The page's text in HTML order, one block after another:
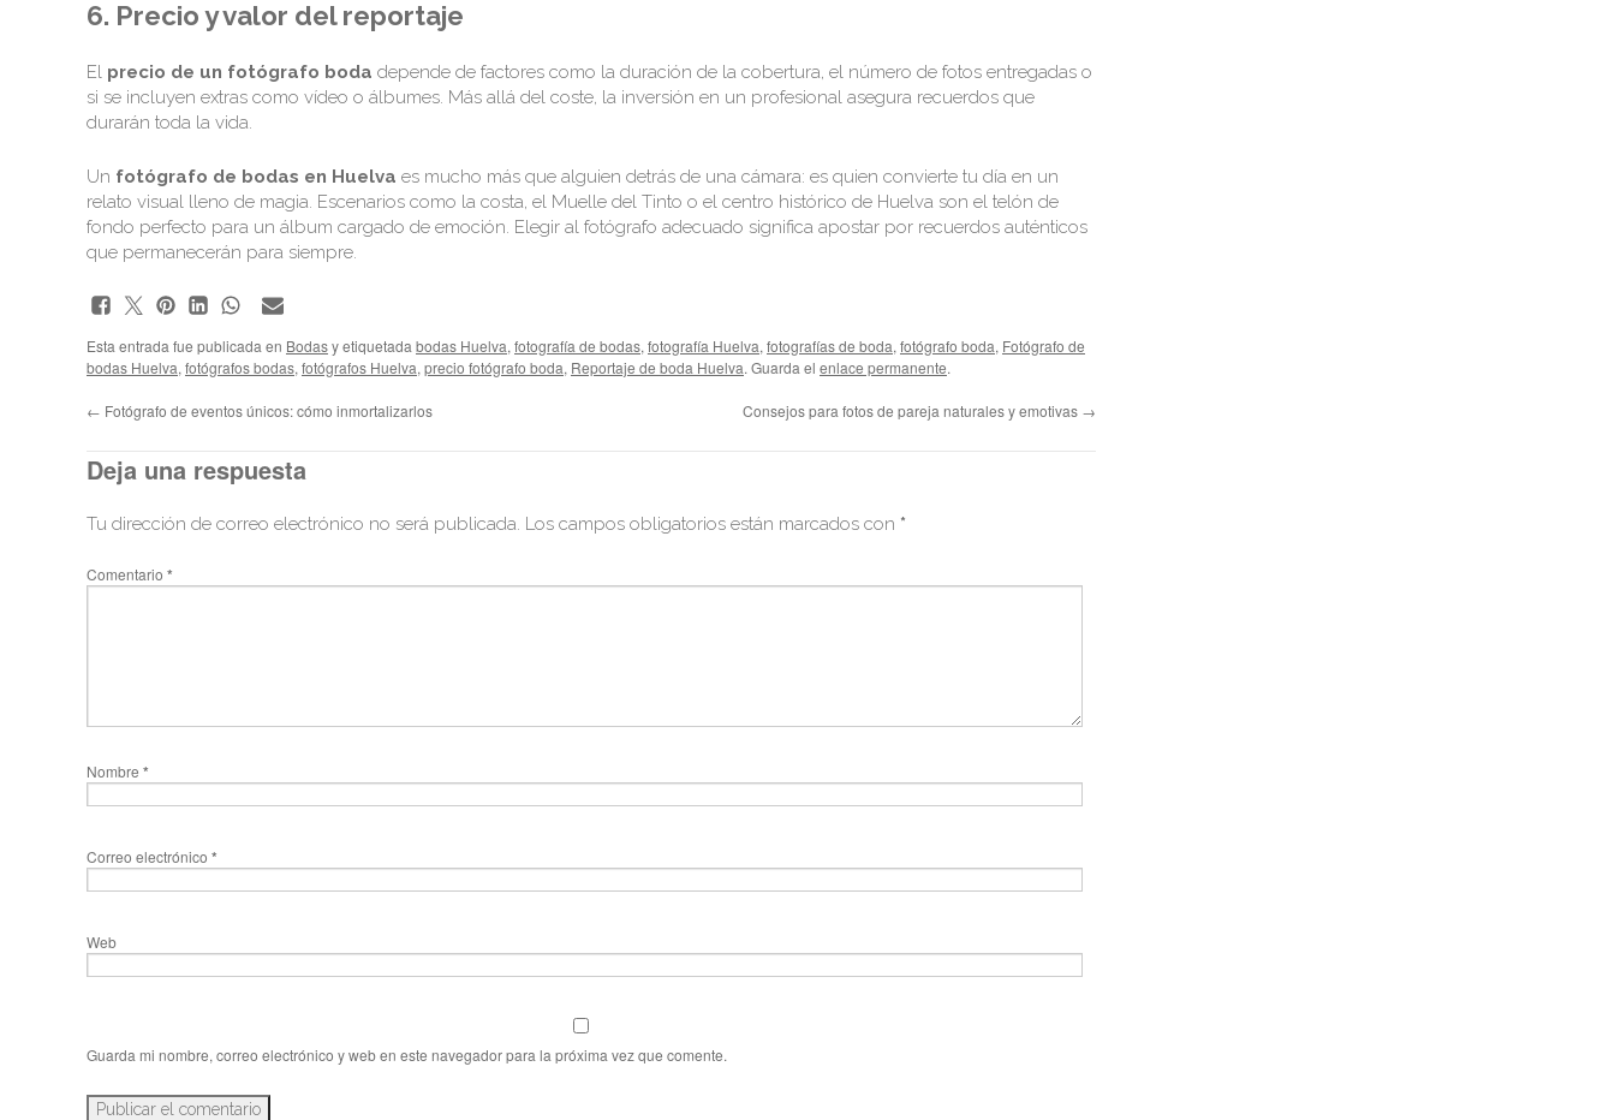
6. Precio y valor del reportaje
El precio de un fotógrafo boda depende de factores como la duración de la cobertura, el número de fotos entregadas o
si se incluyen extras como vídeo o álbumes. Más allá del coste, la inversión en un profesional asegura recuerdos que
durarán toda la vida.
Un fotógrafo de bodas en Huelva es mucho más que alguien detrás de una cámara: es quien convierte tu día en un
relato visual lleno de magia. Escenarios como la costa, el Muelle del Tinto o el centro histórico de Huelva son el telón de
fondo perfecto para un álbum cargado de emoción. Elegir al fotógrafo adecuado significa apostar por recuerdos auténticos
que permanecerán para siempre.
Esta entrada fue publicada en Bodasy etiquetada bodas Huelva, fotografía de bodas, fotografía Huelva, fotografías de boda, fotógrafo boda, Fotógrafo de
bodas Huelva, fotógrafos bodas, fotógrafos Huelva, precio fotógrafo boda, Reportaje de boda Huelva. Guarda el enlace permanente.
← Fotógrafo de eventos únicos: cómo inmortalizarlos Consejos para fotos de pareja naturales y emotivas →
Deja una respuesta
Tu dirección de correo electrónico no será publicada. Los campos obligatorios están marcados con *
Comentario *
Nombre *
Correo electrónico *
Web
Guarda mi nombre, correo electrónico y web en este navegador para la próxima vez que comente.